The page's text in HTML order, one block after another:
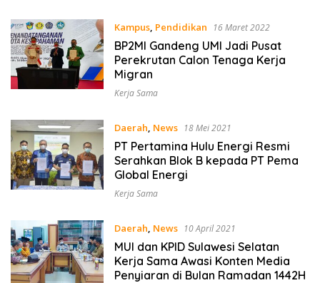
Kampus, Pendidikan 16 Maret 2022
BP2MI Gandeng UMI Jadi Pusat
Perekrutan Calon Tenaga Kerja
Migran
Kerja Sama
Daerah, News 18 Mei 2021
PT Pertamina Hulu Energi Resmi
Serahkan Blok B kepada PT Pema
Global Energi
Kerja Sama
Daerah, News 10 April 2021
MUI dan KPID Sulawesi Selatan
Kerja Sama Awasi Konten Media
Penyiaran di Bulan Ramadan 1442H